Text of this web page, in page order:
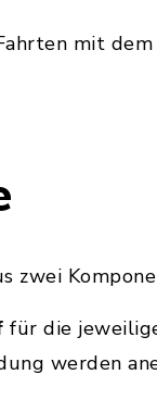
mit
zwei
für die
werden